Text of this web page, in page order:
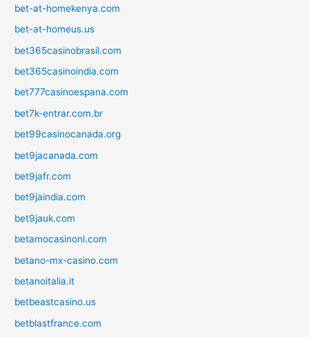
bet-at-homekenya.com
bet-at-homeus.us
bet365casinobrasil.com
bet365casinoindia.com
bet777casinoespana.com
bet7k-entrar.com.br
bet99casinocanada.org
bet9jacanada.com
bet9jafr.com
bet9jaindia.com
bet9jauk.com
betamocasinonl.com
betano-mx-casino.com
betanoitalia.it
betbeastcasino.us
betblastfrance.com